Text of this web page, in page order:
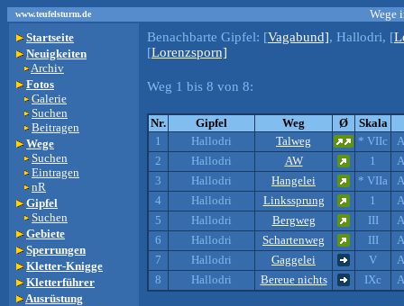
www.teufelsturm.de
Wege
Startseite
Neuigkeiten
Archiv
Fotos
Galerie
Suchen
Beitragen
Wege
Suchen
Eintragen
nR
Gipfel
Suchen
Gebiete
Sperrungen
Kletter-Knigge
Kletterführer
Ausrüstung
Benachbarte Gipfel: [Vagabund], Hallodri, [
[Lorenzsporn]
Weg 1 bis 8 von 8:
Nr. Gipfel Weg Ø
Skala
1
Hallodri Talweg * VIIc
2
Hallodri AW 1
3
Hallodri Hangelei * VIIa
4
Hallodri Linkssprung 1
5
Hallodri Bergweg III
6
Hallodri Schartenweg III
7
Hallodri Gaggelei V
8
Hallodri Bereue nichts IXc